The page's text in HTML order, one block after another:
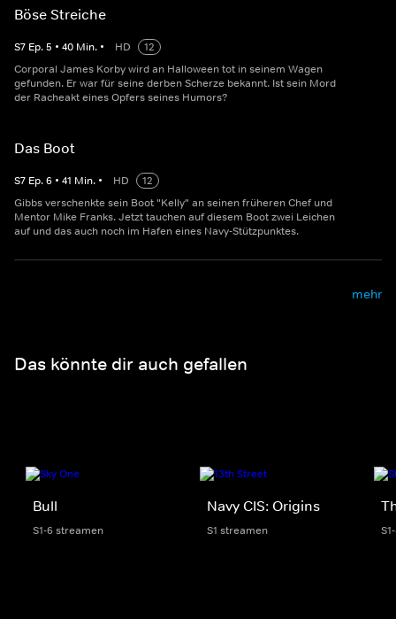
Böse Streiche
S7 Ep.5 • 40 Min. • HD
12
Corporal James Korby wird an Halloween tot in seinem Wagen
gefunden. Er war für seine derben Scherze bekannt. Ist sein Mord
der Racheakt eines Opfers seines Humors?
Das Boot
S7 Ep.6 • 41 Min. • HD
12
Gibbs verschenkte sein Boot "Kelly" an seinen früheren Chef und
Mentor Mike Franks. Jetzt tauchen auf diesem Boot zwei Leichen
auf und das auch noch im Hafen eines Navy-Stützpunktes.
mehr
Das könnte dir auch gefallen
Bull
S1-6 streamen
Navy CIS: Origins
S1 streamen